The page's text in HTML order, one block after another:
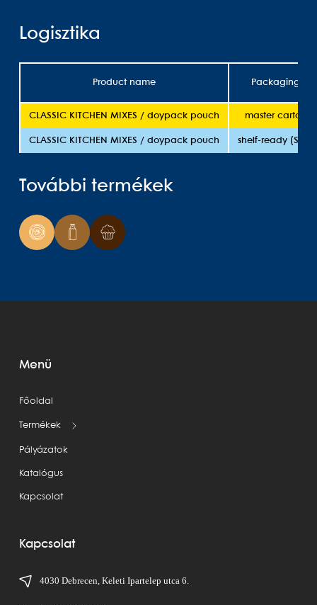
Logisztika
Product name Packaging
CLASSIC KITCHEN MIXES / doypack pouch master carton
CLASSIC KITCHEN MIXES / doypack pouch shelf-ready (SRP)
További termékek
Menü
Főoldal
Termékek
Pályázatok
Katalógus
Kapcsolat
Kapcsolat
4030 Debrecen, Keleti Ipartelep utca 6.